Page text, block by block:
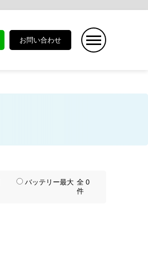
お問い合わせ
バッテリー最大 全 0
件